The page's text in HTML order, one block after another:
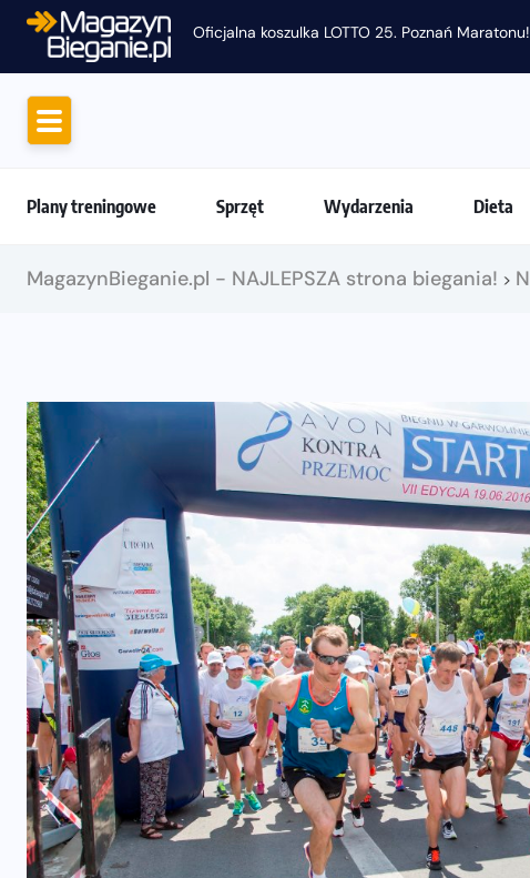
Oficjalna koszulka LOTTO 25. Poznań Maratonu!
Plany treningowe Sprzęt Wydarzenia Dieta
MagazynBieganie.pl - NAJLEPSZA strona biegania! >